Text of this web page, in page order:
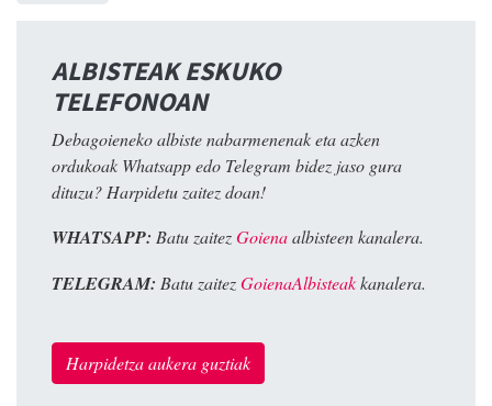
ALBISTEAK ESKUKO
TELEFONOAN
Debagoieneko albiste nabarmenenak eta azken
ordukoak Whatsapp edo Telegram bidez jaso gura
dituzu? Harpidetu zaitez doan!
WHATSAPP: Batu zaitezGoienaalbisteen kanalera.
TELEGRAM: Batu zaitezGoienaAlbisteakkanalera.
Harpidetza aukera guztiak